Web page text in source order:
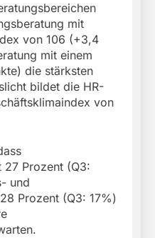
mit
von 106 (+3,4
mit einem
die stärksten
bildet die HR-
von
27 Prozent (Q3:
und
Prozent (Q3: 17%)